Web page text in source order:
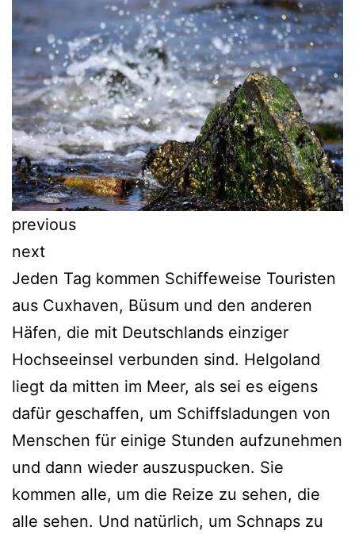
previous
next
Jeden Tag kommen Schiffeweise Touristen
aus Cuxhaven, Büsum und den anderen
Häfen, die mit Deutschlands einziger
Hochseeinsel verbunden sind. Helgoland
liegt da mitten im Meer, als sei es eigens
dafür geschaffen, um Schiffsladungen von
Menschen für einige Stunden aufzunehmen
und dann wieder auszuspucken. Sie
kommen alle, um die Reize zu sehen, die
alle sehen. Und natürlich, um Schnaps zu